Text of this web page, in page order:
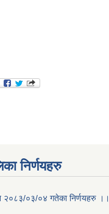
निर्णयहरु
२०८३/०३/०४ गतेका निर्णयहरु ।।